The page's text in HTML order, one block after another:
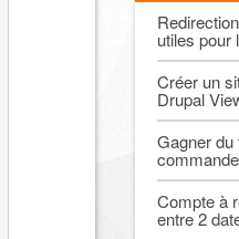
utiles pour
Créer un
Drupal
Gagner
Compte à
entre 2